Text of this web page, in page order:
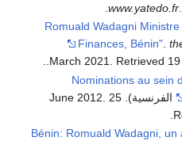
www.yatedo.fr
.
"Romuald Wadagni
Finances, Bénin" .
. Retrieved
"Nominations au sein
"Bénin: Romuald Wadagni,